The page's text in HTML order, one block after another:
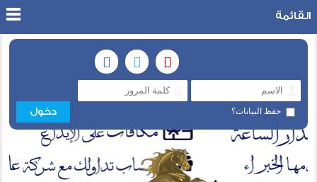
حفظ البيانات؟
القائمة